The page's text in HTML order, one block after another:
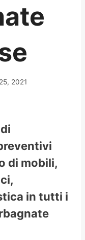
2021
di mobili,
in tutti i